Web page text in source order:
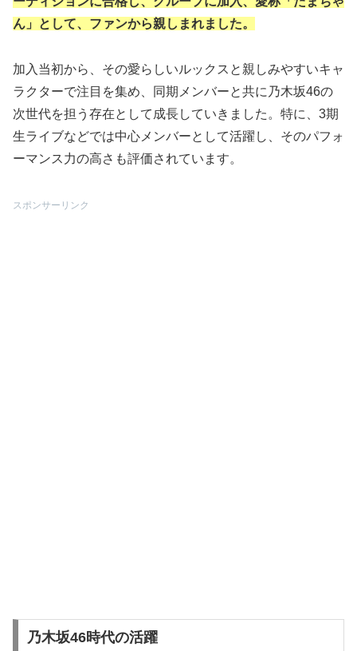
ん」として、ファンから親しまれました。
加入当初から、その愛らしいルックスと親しみやすいキャ
ラクターで注目を集め、同期メンバーと共に乃木坂46の
次世代を担う存在として成長していきました。特に、3期
生ライブなどでは中心メンバーとして活躍し、そのパフォ
ーマンス力の高さも評価されています。
スポンサーリンク
乃木坂46時代の活躍